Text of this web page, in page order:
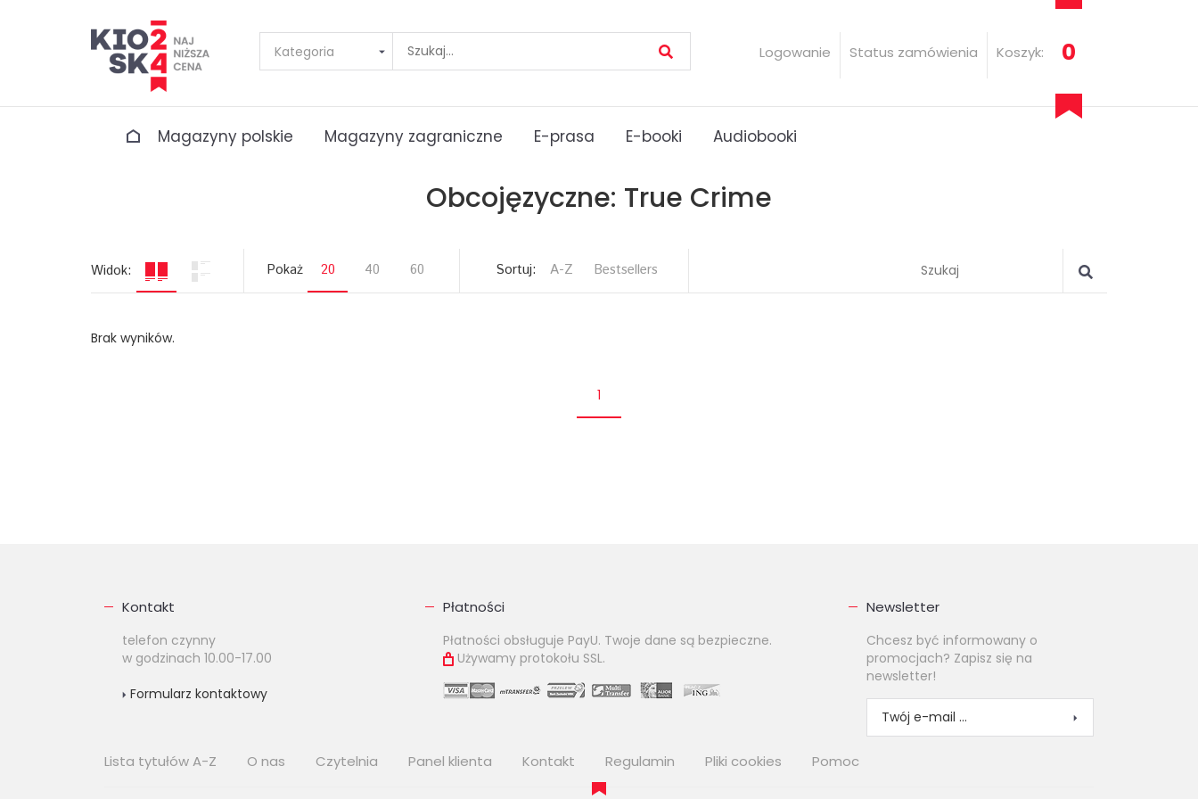
Logowanie Status zamówienia Koszyk: 0
Magazyny polskie Magazyny zagraniczne E-prasa E-booki Audiobooki
Obcojęzyczne: True Crime
Widok: Pokaż 20 40 60 Sortuj: A-Z Bestsellers
Brak wyników.
1
Kontakt
telefon czynny
w godzinach 10.00-17.00
Formularz kontaktowy
Płatności
Płatności obsługuje PayU. Twoje dane są bezpieczne.
Używamy protokołu SSL.
Newsletter
Chcesz być informowany o
promocjach? Zapisz się na
newsletter!
Lista tytułów A-Z O nas Czytelnia Panel klienta Kontakt Regulamin Pliki cookies Pomoc